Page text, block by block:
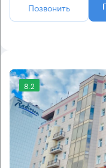
Позвонить
8.2